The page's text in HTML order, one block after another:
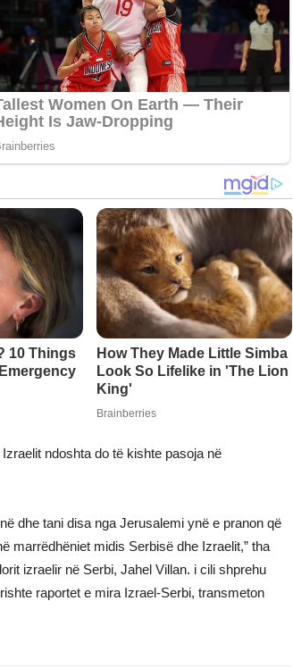
ndoshta do të kishte pasoja në
dhe tani disa nga Jerusalemi ynë e pranon që
marrëdhëniet midis Serbisë dhe Izraelit,” tha
izraelir në Serbi, Jahel Villan. i cili shprehu
raportet e mira Izrael-Serbi, transmeton